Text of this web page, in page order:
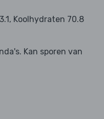
Koolhydraten 70.8
Kan sporen van